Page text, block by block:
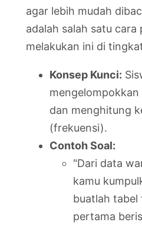
agar lebih mudah
adalah salah satu
melakukan ini di
Konsep Kunci:
dan menghitung
(frekuensi).
Contoh Soal:
"Dari data
kamu
buatlah tabel
pertama